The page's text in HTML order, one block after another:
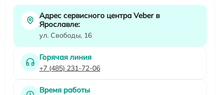
Адрес сервисного центра Veber в
Ярославле:
ул. Свободы, 16
Горячая линия
+7 (485) 231-72-06
Время работы